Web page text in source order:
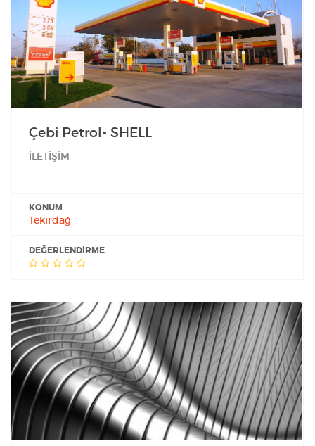
Çebi Petrol- SHELL
İLETİŞİM
KONUM
Tekirdağ
DEĞERLENDIRME